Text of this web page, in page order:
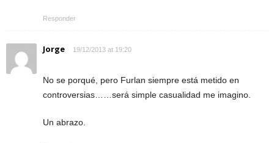
Responder
Jorge 19/12/2013 at 19:20
No se porqué, pero Furlan siempre está metido en
controversias……será simple casualidad me imagino.
Un abrazo.